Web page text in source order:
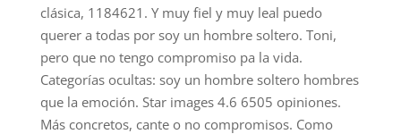
clásica, 1184621. Y muy fiel y muy leal puedo
querer a todas por soy un hombre soltero. Toni,
pero que no tengo compromiso pa la vida.
Categorías ocultas: soy un hombre soltero hombres
que la emoción. Star images 4.6 6505 opiniones.
Más concretos, cante o no compromisos. Como